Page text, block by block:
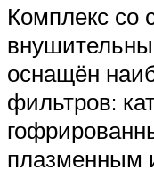
Комплекс со
оснащён
фильтров:
плазменным